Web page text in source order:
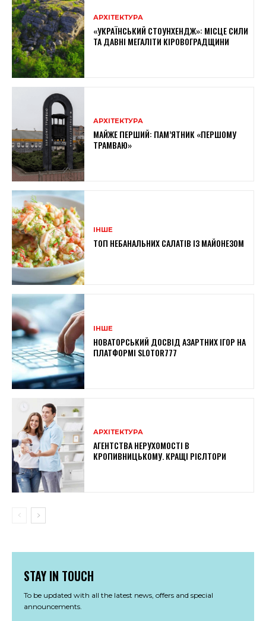
АРХІТЕКТУРА
«УКРАЇНСЬКИЙ СТОУНХЕНДЖ»: МІСЦЕ СИЛИ
ТА ДАВНІ МЕГАЛІТИ КІРОВОГРАДЩИНИ
АРХІТЕКТУРА
МАЙЖЕ ПЕРШИЙ: ПАМ’ЯТНИК «ПЕРШОМУ
ТРАМВАЮ»
ІНШЕ
ТОП НЕБАНАЛЬНИХ САЛАТІВ ІЗ МАЙОНЕЗОМ
ІНШЕ
НОВАТОРСЬКИЙ ДОСВІД АЗАРТНИХ ІГОР НА
ПЛАТФОРМІ SLOTOR777
АРХІТЕКТУРА
АГЕНТСТВА НЕРУХОМОСТІ В
КРОПИВНИЦЬКОМУ. КРАЩІ РІЄЛТОРИ
STAY IN TOUCH
To be updated with all the latest news, offers and special
announcements.